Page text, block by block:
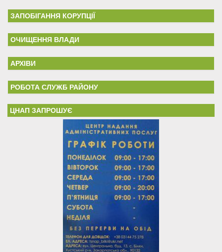
ЗАПОБІГАННЯ КОРУПЦІЇ
ОЧИЩЕННЯ ВЛАДИ
АРХІВИ
РОБОТА СЛУЖБ РАЙОНУ
ЦНАП ЗАПРОШУЄ